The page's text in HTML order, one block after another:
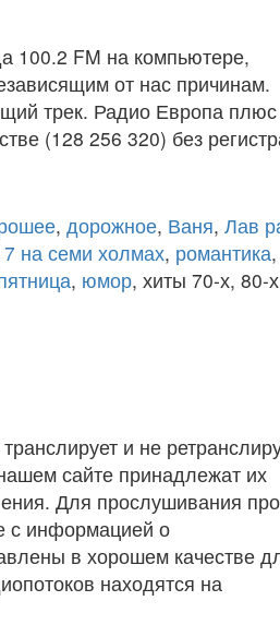
100.2 FM на компьютере,
от нас причинам.
трек. Радио Европа
(128 256 320) без
, дорожное, Ваня, Лав
7 на семи холмах, романтика,
, юмор, хиты 70-х, 80-
и не
сайте принадлежат их
Для прослушивания
с информацией о
в хорошем качестве
находятся на